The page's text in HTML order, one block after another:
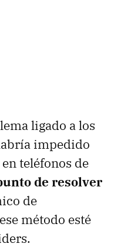
ligado a los
impedido
teléfonos de
de resolver
de
método esté